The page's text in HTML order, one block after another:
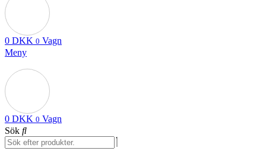
0 DKK 0 Vagn
Meny
0 DKK 0 Vagn
Sök